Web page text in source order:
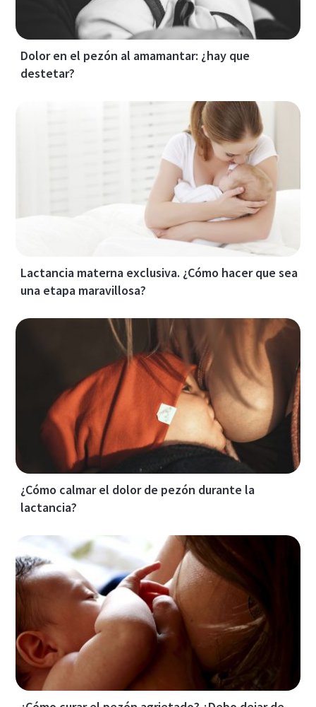
Dolor en el pezón al amamantar: ¿hay que
destetar?
Lactancia materna exclusiva. ¿Cómo hacer que sea
una etapa maravillosa?
¿Cómo calmar el dolor de pezón durante la
lactancia?